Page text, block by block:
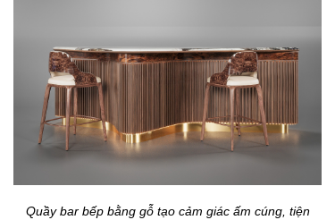
Quầy bar bếp bằng gỗ tạo cảm giác ấm cúng, tiện